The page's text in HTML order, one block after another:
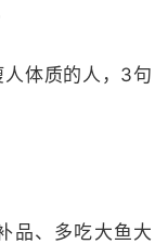
体质的人，3句
品、多吃大鱼大